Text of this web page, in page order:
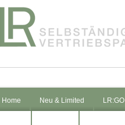
Home Neu & Limited LR:GO